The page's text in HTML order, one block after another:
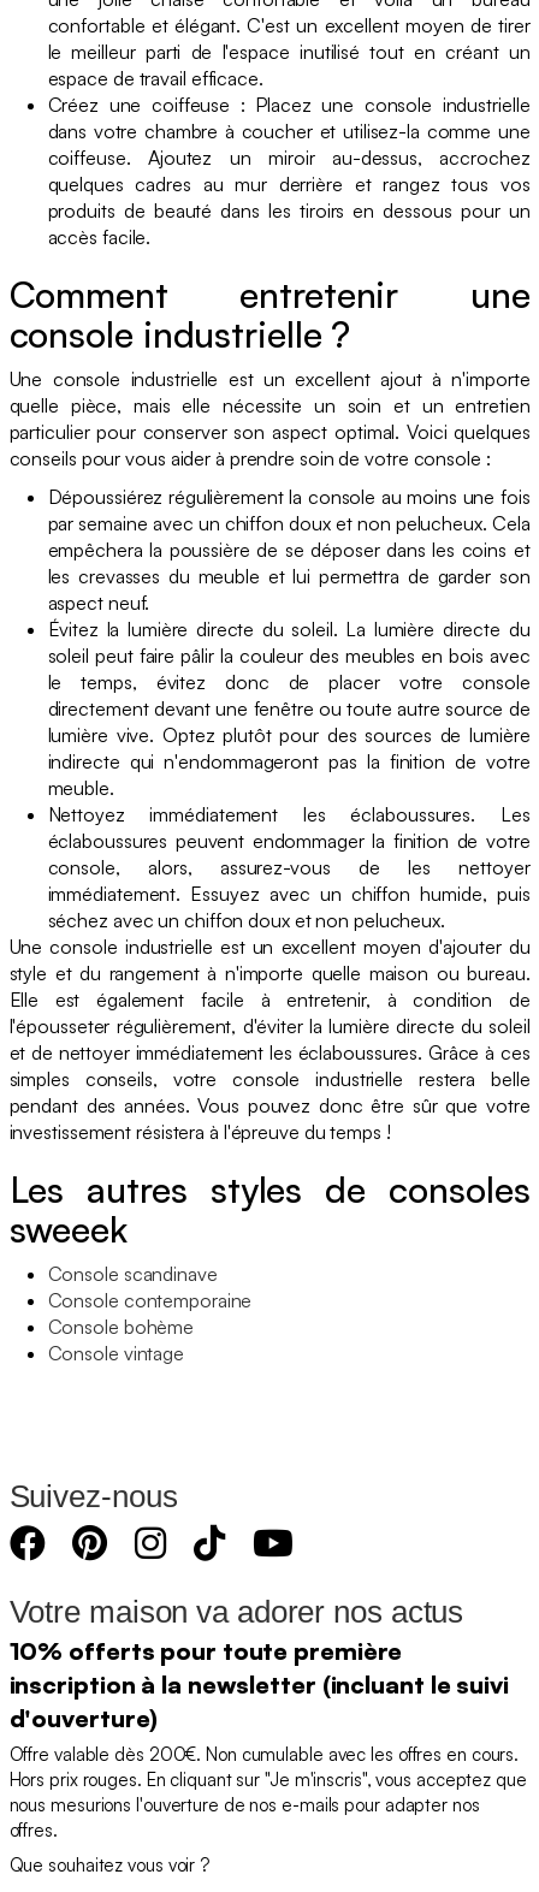
confortable et élégant. C'est un excellent moyen de tirer
le meilleur parti de l'espace inutilisé tout en créant un
espace de travail efficace.
Créez une coiffeuse : Placez une console industrielle
dans votre chambre à coucher et utilisez-la comme une
coiffeuse. Ajoutez un miroir au-dessus, accrochez
quelques cadres au mur derrière et rangez tous vos
produits de beauté dans les tiroirs en dessous pour un
accès facile.
Comment entretenir une
console industrielle ?
Une console industrielle est un excellent ajout à n'importe
quelle pièce, mais elle nécessite un soin et un entretien
particulier pour conserver son aspect optimal. Voici quelques
conseils pour vous aider à prendre soin de votre console :
Dépoussiérez régulièrement la console au moins une fois
par semaine avec un chiffon doux et non pelucheux. Cela
empêchera la poussière de se déposer dans les coins et
les crevasses du meuble et lui permettra de garder son
aspect neuf.
Évitez la lumière directe du soleil. La lumière directe du
soleil peut faire pâlir la couleur des meubles en bois avec
le temps, évitez donc de placer votre console
directement devant une fenêtre ou toute autre source de
lumière vive. Optez plutôt pour des sources de lumière
indirecte qui n'endommageront pas la finition de votre
meuble.
Nettoyez immédiatement les éclaboussures. Les
éclaboussures peuvent endommager la finition de votre
console, alors, assurez-vous de les nettoyer
immédiatement. Essuyez avec un chiffon humide, puis
séchez avec un chiffon doux et non pelucheux.
Une console industrielle est un excellent moyen d'ajouter du
style et du rangement à n'importe quelle maison ou bureau.
Elle est également facile à entretenir, à condition de
l'épousseter régulièrement, d'éviter la lumière directe du soleil
et de nettoyer immédiatement les éclaboussures. Grâce à ces
simples conseils, votre console industrielle restera belle
pendant des années. Vous pouvez donc être sûr que votre
investissement résistera à l'épreuve du temps !
Les autres styles de consoles
sweeek
Console scandinave
Console contemporaine
Console bohème
Console vintage
Suivez-nous
Votre maison va adorer nos actus
10% offerts pour toute première
inscription à la newsletter (incluant le suivi
d'ouverture)
Offre valable dès 200€. Non cumulable avec les offres en cours.
Hors prix rouges. En cliquant sur "Je m'inscris", vous acceptez que
nous mesurions l'ouverture de nos e-mails pour adapter nos
offres.
Que souhaitez vous voir ?